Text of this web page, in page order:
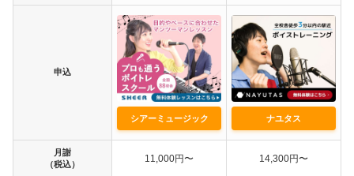
申込
シアーミュージック ナユタス
月謝
（税込）
11,000円〜 14,300円〜